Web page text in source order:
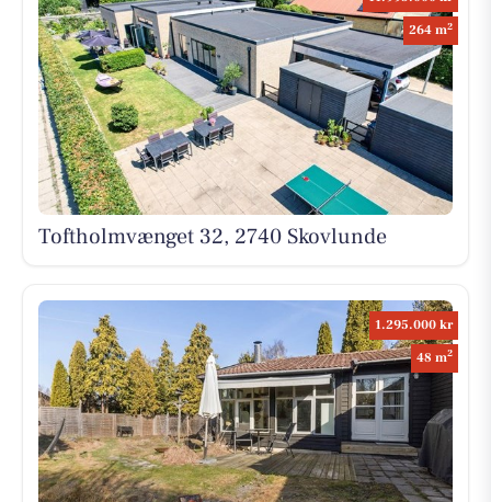
264 m2
Toftholmvænget 32, 2740 Skovlunde
1.295.000 kr
48 m2